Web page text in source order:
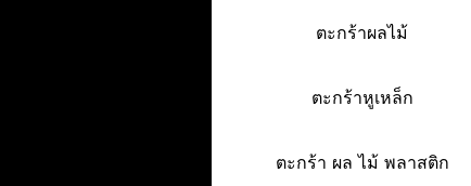
ตะกร้าผลไม้
ตะกร้าหูเหล็ก
ตะกร้า ผล ไม้ พลาสติก